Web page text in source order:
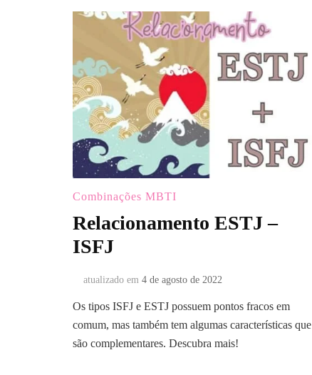
Combinações MBTI
Relacionamento ESTJ –
ISFJ
atualizado em 4 de agosto de 2022
Os tipos ISFJ e ESTJ possuem pontos fracos em
comum, mas também tem algumas características que
são complementares. Descubra mais!